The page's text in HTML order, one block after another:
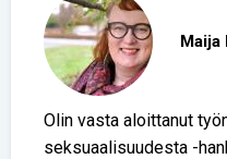
Maija
Olin vasta aloittanut
seksuaalisuudesta -